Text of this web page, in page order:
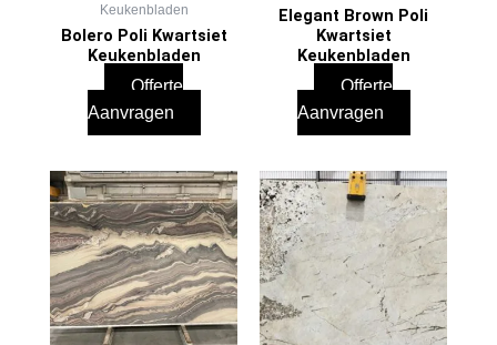
Keukenbladen
Bolero Poli Kwartsiet
Keukenbladen
Offerte
Aanvragen
Elegant Brown Poli
Kwartsiet
Keukenbladen
Offerte
Aanvragen